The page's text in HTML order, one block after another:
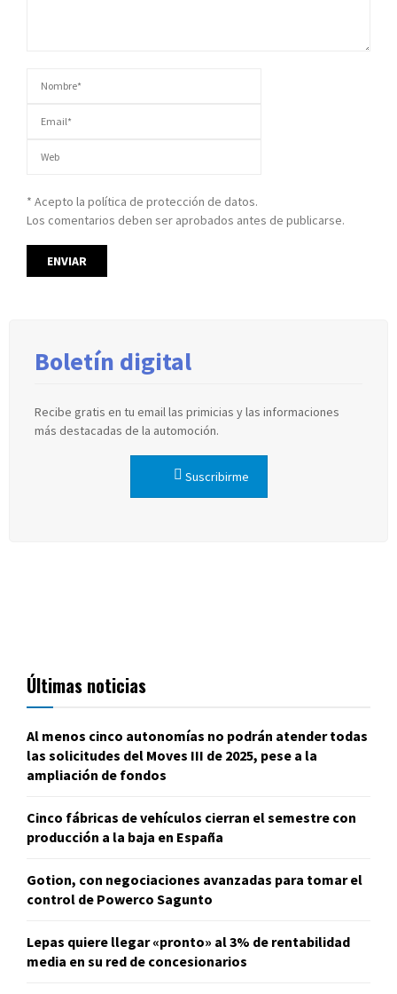
* Acepto la política de protección de datos.
Los comentarios deben ser aprobados antes de publicarse.
Boletín digital
Recibe gratis en tu email las primicias y las informaciones
más destacadas de la automoción.
Suscribirme
Últimas noticias
Al menos cinco autonomías no podrán atender todas
las solicitudes del Moves III de 2025, pese a la
ampliación de fondos
Cinco fábricas de vehículos cierran el semestre con
producción a la baja en España
Gotion, con negociaciones avanzadas para tomar el
control de Powerco Sagunto
Lepas quiere llegar «pronto» al 3% de rentabilidad
media en su red de concesionarios